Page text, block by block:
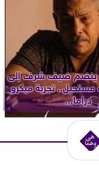
ينضم ضيف شرف إلى
تجربة ميكرو
دراما...